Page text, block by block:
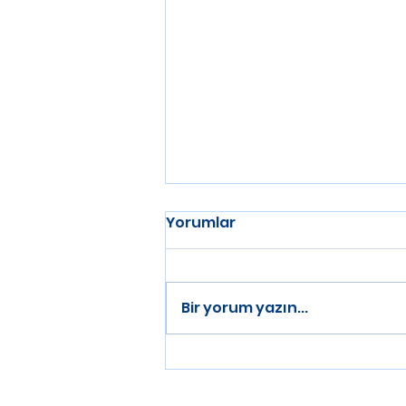
Atletik Performans
Yorumlar
Bir yorum yazın...